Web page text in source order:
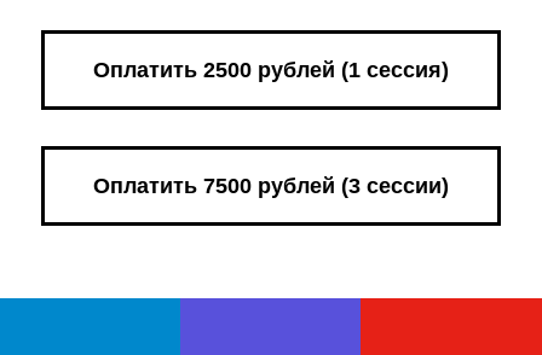
Оплатить 2500 рублей (1 сессия)
Оплатить 7500 рублей (3 сессии)